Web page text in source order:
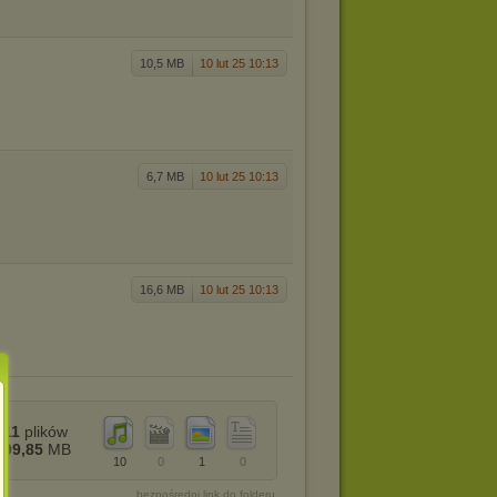
10,5 MB 10 lut 25 10:13
6,7 MB 10 lut 25 10:13
16,6 MB 10 lut 25 10:13
0
1
0
10
11 plików
99,85 MB
bezpośredni link do folderu